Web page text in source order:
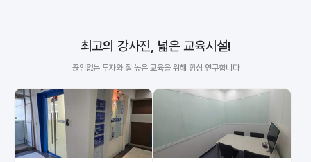
최고의 강사진, 넓은 교육시설!
끊임없는 투자와 질 높은 교육을 위해 항상 연구합니다